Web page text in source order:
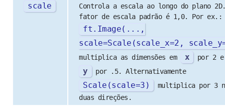
scale
Controla a escala ao longo do plano
fator de escala padrão é 1,0. Por ex.:
ft . Image(...,
scale=Scale (scale_x=2 , scale_y
multiplica as dimensões em x por 2 e
y por .5. Alternativamente
Scale (scale=3 )
multiplica por 3
duas direções.